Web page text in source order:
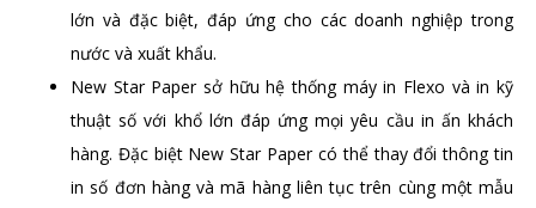
lớn và đặc biệt, đáp ứng cho các doanh nghiệp trong
nước và xuất khẩu.
New Star Paper sở hữu hệ thống máy in Flexo và in kỹ
thuật số với khổ lớn đáp ứng mọi yêu cầu in ấn khách
hàng. Đặc biệt New Star Paper có thể thay đổi thông tin
in số đơn hàng và mã hàng liên tục trên cùng một mẫu